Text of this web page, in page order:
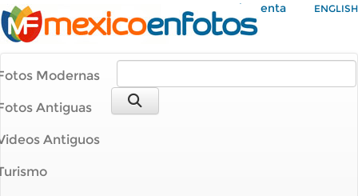
Mi Cuenta ENGLISH
Modernas
Antiguas
Antiguos